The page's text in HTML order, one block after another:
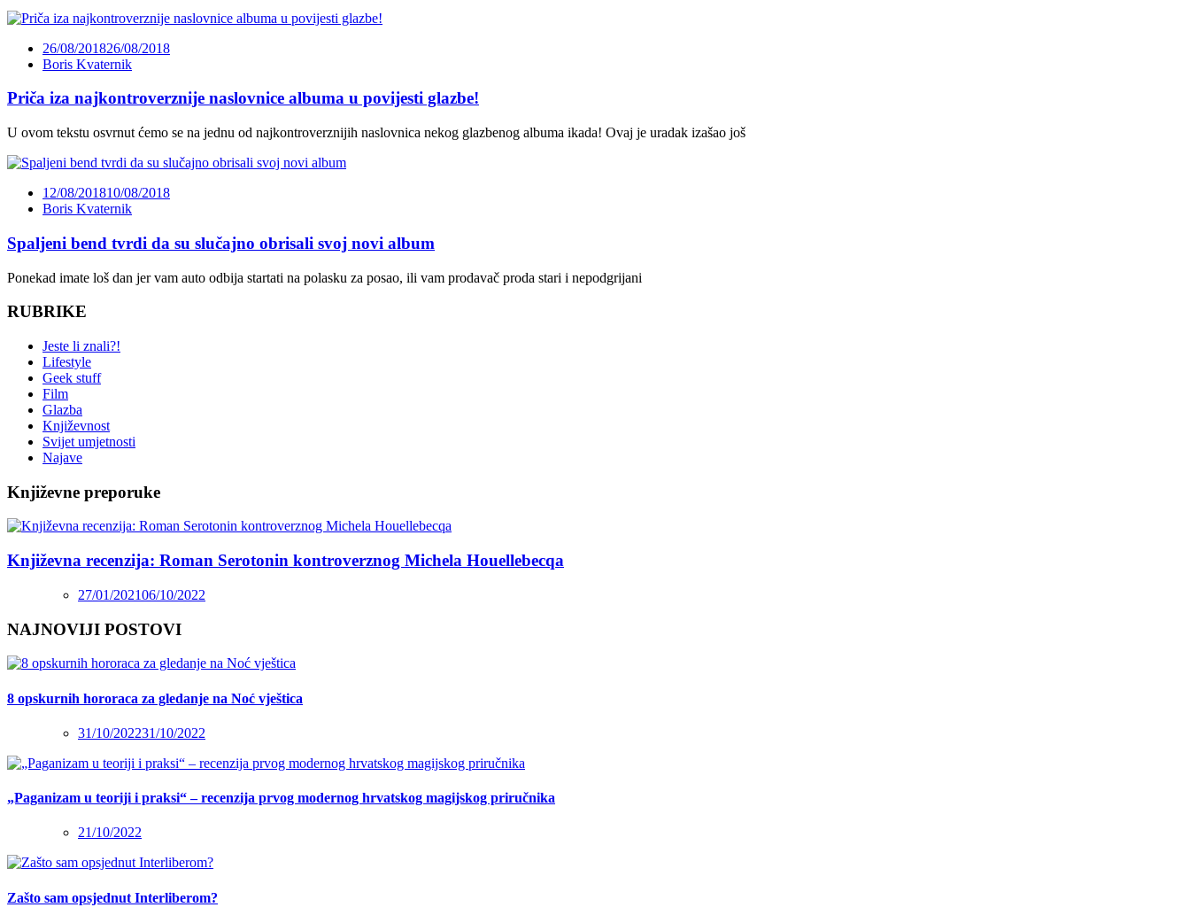
26/08/201826/08/2018
Boris Kvaternik
Priča iza najkontroverznije naslovnice albuma u povijesti glazbe!
U ovom tekstu osvrnut ćemo se na jednu od najkontroverznijih naslovnica nekog glazbenog albuma ikada! Ovaj je uradak izašao još
12/08/201810/08/2018
Boris Kvaternik
Spaljeni bend tvrdi da su slučajno obrisali svoj novi album
Ponekad imate loš dan jer vam auto odbija startati na polasku za posao, ili vam prodavač proda stari i nepodgrijani
RUBRIKE
Jeste li znali?!
Lifestyle
Geek stuff
Film
Glazba
Književnost
Svijet umjetnosti
Najave
Književne preporuke
Književna recenzija: Roman Serotonin kontroverznog Michela Houellebecqa
27/01/202106/10/2022
NAJNOVIJI POSTOVI
8 opskurnih hororaca za gledanje na Noć vještica
31/10/202231/10/2022
„Paganizam u teoriji i praksi“ – recenzija prvog modernog hrvatskog magijskog priručnika
21/10/2022
Zašto sam opsjednut Interliberom?